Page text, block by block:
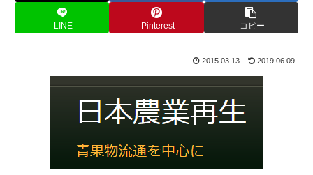
LINE Pinterest コピー
2015.03.13 2019.06.09